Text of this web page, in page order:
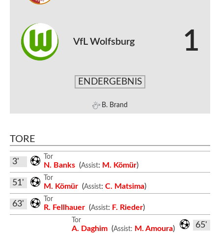
VfL Wolfsburg 1
ENDERGEBNIS
B. Brand
TORE
Tor
N. Banks (Assist: M. Kömür)
3'
Tor
M. Kömür (Assist: C. Matsima)
51'
Tor
R. Fellhauer (Assist: F. Rieder)
63'
65'
Tor
A. Daghim (Assist: M. Amoura)